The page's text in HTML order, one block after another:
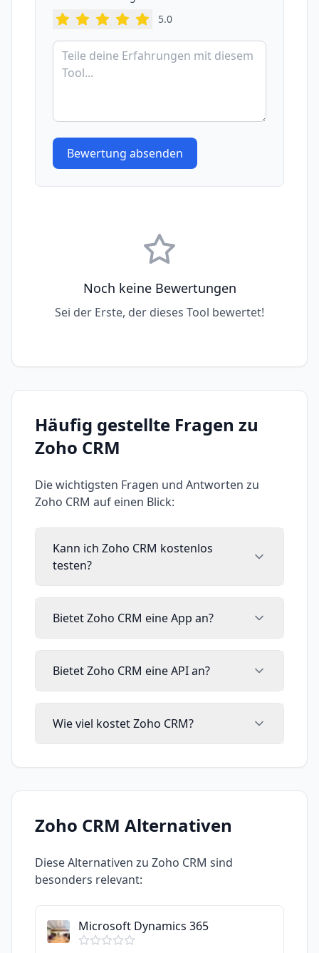
5.0
Bewertung absenden
Noch keine Bewertungen
Sei der Erste, der dieses Tool bewertet!
Häufig gestellte Fragen zu
Zoho CRM
Die wichtigsten Fragen und Antworten zu
Zoho CRM auf einen Blick:
Kann ich Zoho CRM kostenlos
testen?
Bietet Zoho CRM eine App an?
Bietet Zoho CRM eine API an?
Wie viel kostet Zoho CRM?
Zoho CRM Alternativen
Diese Alternativen zu Zoho CRM sind
besonders relevant:
Microsoft Dynamics 365